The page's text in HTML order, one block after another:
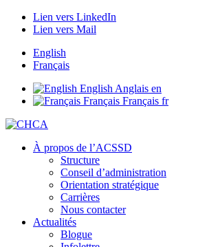
Lien vers LinkedIn
Lien vers Mail
English
Français
English Anglais en
Français Français fr
À propos de l’ACSSD
Structure
Conseil d’administration
Orientation stratégique
Carrières
Nous contacter
Actualités
Blogue